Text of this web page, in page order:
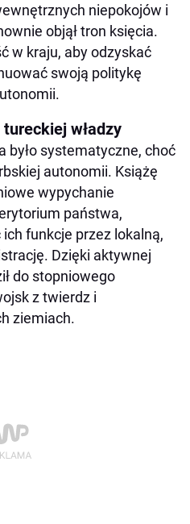
niepokojów i
objął tron księcia.
w kraju, aby odzyskać
swoją politykę
władzy
było systematyczne, choć
autonomii. Książę
wypychanie
państwa,
funkcje przez lokalną,
Dzięki aktywnej
do stopniowego
z twierdz i
ziemiach.